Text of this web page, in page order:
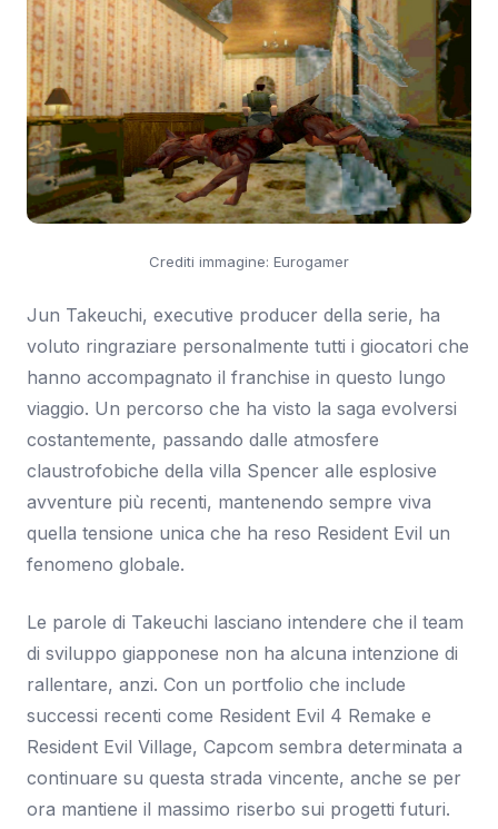
Crediti immagine: Eurogamer
Jun Takeuchi, executive producer della serie, ha
voluto ringraziare personalmente tutti i giocatori che
hanno accompagnato il franchise in questo lungo
viaggio. Un percorso che ha visto la saga evolversi
costantemente, passando dalle atmosfere
claustrofobiche della villa Spencer alle esplosive
avventure più recenti, mantenendo sempre viva
quella tensione unica che ha reso Resident Evil un
fenomeno globale.
Le parole di Takeuchi lasciano intendere che il team
di sviluppo giapponese non ha alcuna intenzione di
rallentare, anzi. Con un portfolio che include
successi recenti come Resident Evil 4 Remake e
Resident Evil Village, Capcom sembra determinata a
continuare su questa strada vincente, anche se per
ora mantiene il massimo riserbo sui progetti futuri.